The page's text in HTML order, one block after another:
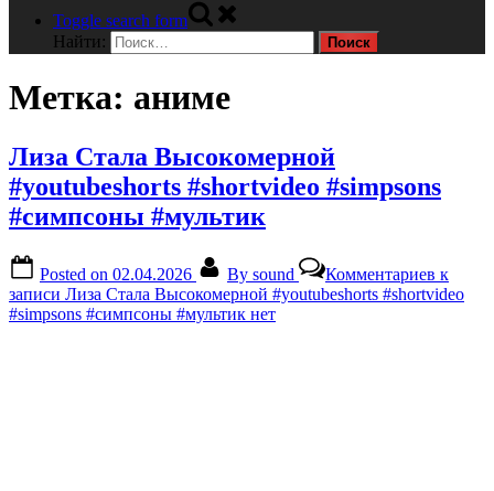
Toggle search form
Найти:
Метка: аниме
Лиза Стала Высокомерной
#youtubeshorts #shortvideo #simpsons
#симпсоны #мультик
Posted on 02.04.2026 By sound Комментариев к
записи Лиза Стала Высокомерной #youtubeshorts #shortvideo
#simpsons #симпсоны #мультик нет